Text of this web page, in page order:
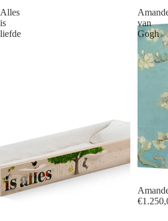
Alles
is
liefde
van
Gogh